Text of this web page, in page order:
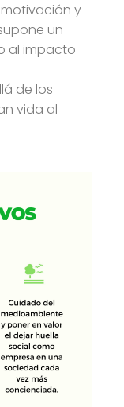
y
un
al impacto
de los
vida al